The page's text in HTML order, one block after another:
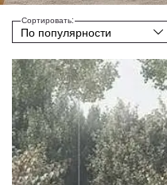
Сортировать: